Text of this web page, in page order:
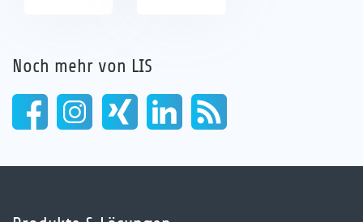
Noch mehr von LIS